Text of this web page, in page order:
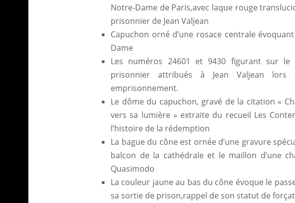
Notre-Dame de Paris,avec laque rouge
prisonnier de Jean Valjean
Capuchon orné d’une rosace centrale
Dame
Les numéros 24601 et 9430 figurant sur
prisonnier attribués à Jean Valjean
emprisonnement.
Le dôme du capuchon, gravé de la citation «
vers sa lumière » extraite du recueil Les
l’histoire de la rédemption
La bague du cône est ornée d’une gravure
balcon de la cathédrale et le maillon d’une
Quasimodo
La couleur jaune au bas du cône évoque le
sa sortie de prison,rappel de son statut de forçat